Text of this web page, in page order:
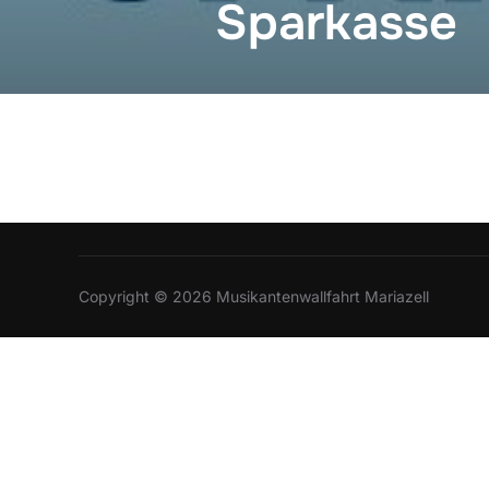
Sparkasse
Copyright © 2026 Musikantenwallfahrt Mariazell